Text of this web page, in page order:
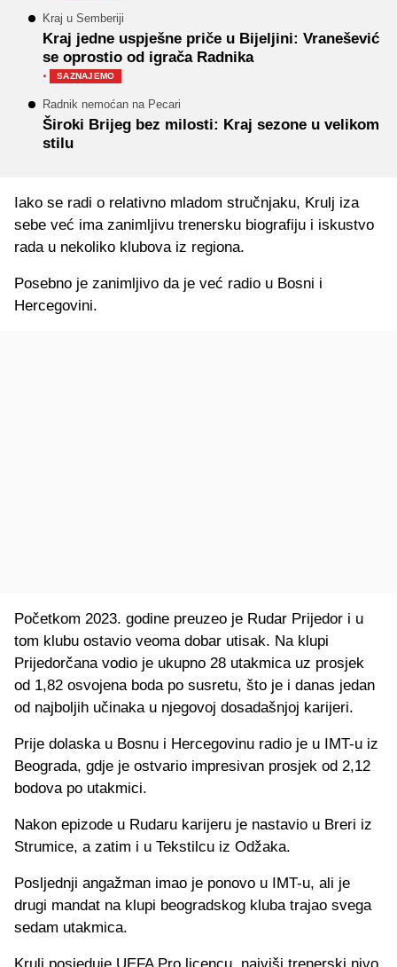
Kraj u Semberiji
Kraj jedne uspješne priče u Bijeljini: Vranešević
se oprostio od igrača Radnika
· SAZNAJEMO
Radnik nemoćan na Pecari
Široki Brijeg bez milosti: Kraj sezone u velikom
stilu
Iako se radi o relativno mladom stručnjaku, Krulj iza
sebe već ima zanimljivu trenersku biografiju i iskustvo
rada u nekoliko klubova iz regiona.
Posebno je zanimljivo da je već radio u Bosni i
Hercegovini.
Početkom 2023. godine preuzeo je Rudar Prijedor i u
tom klubu ostavio veoma dobar utisak. Na klupi
Prijedorčana vodio je ukupno 28 utakmica uz prosjek
od 1,82 osvojena boda po susretu, što je i danas jedan
od najboljih učinaka u njegovoj dosadašnjoj karijeri.
Prije dolaska u Bosnu i Hercegovinu radio je u IMT-u iz
Beograda, gdje je ostvario impresivan prosjek od 2,12
bodova po utakmici.
Nakon epizode u Rudaru karijeru je nastavio u Breri iz
Strumice, a zatim i u Tekstilcu iz Odžaka.
Posljednji angažman imao je ponovo u IMT-u, ali je
drugi mandat na klupi beogradskog kluba trajao svega
sedam utakmica.
Krulj posjeduje UEFA Pro licencu, najviši trenerski nivo